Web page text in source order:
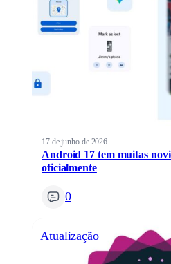
17 de junho de 2026
Android 17 tem muitas
oficialmente
0
Atualização